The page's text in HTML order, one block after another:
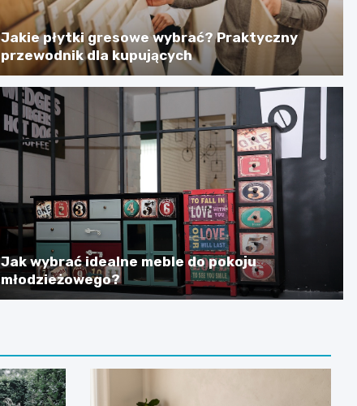
Jakie płytki gresowe wybrać? Praktyczny
przewodnik dla kupujących
Jak wybrać idealne meble do pokoju
młodzieżowego?